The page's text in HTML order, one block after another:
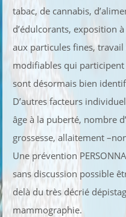
tabac, de cannabis,
d’édulcorants, exposition
aux particules fines,
modifiables qui participent
sont désormais bien
D’autres facteurs
âge à la puberté, nombre
grossesse, allaitement
Une prévention
sans discussion possible
delà du très décrié
mammographie.